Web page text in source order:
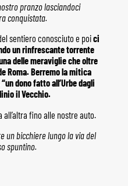
pranzo lasciandoci
conquistata.
sentiero conosciuto e poici
un rinfrescante torrente
delle meraviglie che oltre
Roma. Berremo la mitica
dono fatto all’Urbe dagli
il Vecchio.
all’altra fino alle nostre auto.
un bicchiere lungo la via del
spuntino.